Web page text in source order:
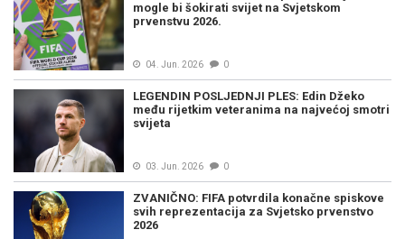
mogle bi šokirati svijet na Svjetskom
prvenstvu 2026.
04. Jun. 2026 0
LEGENDIN POSLJEDNJI PLES: Edin Džeko
među rijetkim veteranima na najvećoj smotri
svijeta
03. Jun. 2026 0
ZVANIČNO: FIFA potvrdila konačne spiskove
svih reprezentacija za Svjetsko prvenstvo
2026